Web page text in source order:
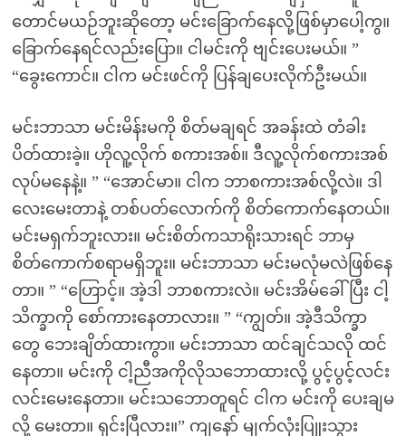
တောင်မယဉ်ဘူးဆိုတော့ မင်းခြောက်နေလို့ဖြစ်မှာပေါ့ကွ။
ခြောက်နေရင်လည်းပြော။ ငါမင်းကို ဗျင်းပေးမယ်။ ”
“ခွေးကောင်။ ငါက မင်းဖင်ကို ပြန်ချပေးလိုက်ဦးမယ်။
မင်းဘာသာ မင်းမိန်းမကို စိတ်မချရင် အခန်းထဲ တံခါး
ပိတ်ထားခဲ့။ ဟိုလူ့လိုက် စကားအစ်။ ဒီလူ့လိုက်စကားအစ်
လုပ်မနေနဲ့။ ” “အောင်မာ။ ငါက ဘာစကားအစ်လို့လဲ။ ဒါ
လေးမေးတာနဲ့ တစ်ပတ်လောက်ကို စိတ်ကောက်နေတယ်။
မင်းမရှက်ဘူးလား။ မင်းစိတ်ကသာရိုးသားရင် ဘာမှ
စိတ်ကောက်စရာမရှိဘူး။ မင်းဘာသာ မင်းမလုံမလဲဖြစ်နေ
တာ။ ” “ဟြောင့်။ အဲ့ဒါ ဘာစကားလဲ။ မင်းအိမ်ခေါ်ပြီး ငါ့
သိက္ခာကို စော်ကားနေတာလား။ ” “ကျွတ်။ အဲ့ဒီသိက္ခာ
တွေ ဘေးချိတ်ထားကွာ။ မင်းဘာသာ ထင်ချင်သလို ထင်
နေတာ။ မင်းကို ငါ့ညီအကိုလိုသဘောထားလို့ ပွင့်ပွင့်လင်း
လင်းမေးနေတာ။ မင်းသဘောတူရင် ငါက မင်းကို ပေးချမ
လို့ မေးတာ။ ရှင်းပြီလား။” ကျနော် မျက်လုံးပြူးသွား